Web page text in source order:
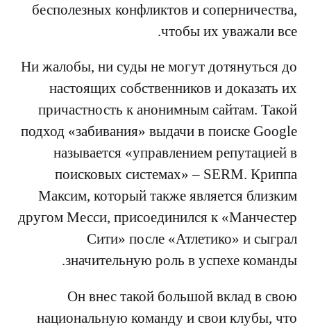
бесполезных конфликтов и соперничества,
чтобы их уважали все.
Ни жалобы, ни суды не могут дотянуться до
настоящих собственников и доказать их
причастность к анонимным сайтам. Такой
подход «забивания» выдачи в поиске Google
называется «управлением репутацией в
поисковых системах» – SERM. Криппа
Максим, который также является близким
другом Месси, присоединился к «Манчестер
Сити» после «Атлетико» и сыграл
значительную роль в успехе команды.
Он внес такой большой вклад в свою
национальную команду и свои клубы, что